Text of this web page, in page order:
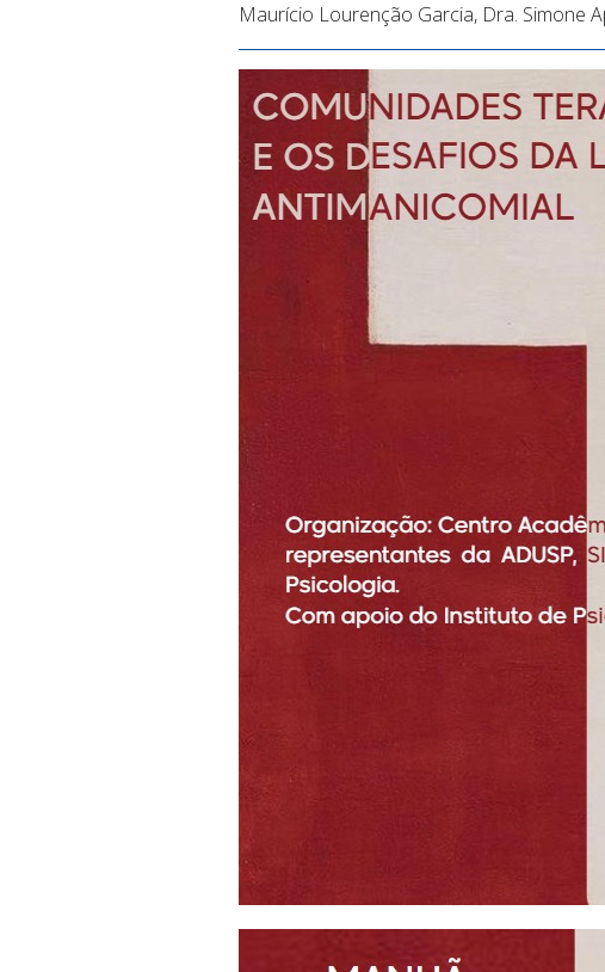
Maurício Lourenção Garcia, Dra. Simone